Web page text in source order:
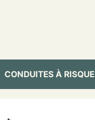
CONDUITES À RISQUE